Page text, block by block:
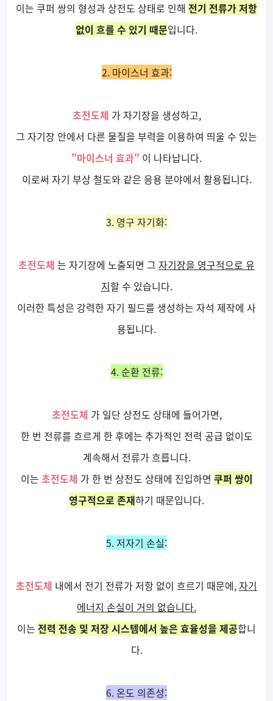
이는 쿠퍼 쌍의 형성과 상전도 상태로 인해 전기 전류가 저항
없이 흐를 수 있기 때문입니다.
2. 마이스너 효과:
초전도체 가 자기장을 생성하고,
그 자기장 안에서 다른 물질을 부력을 이용하여 띄울 수 있는
"마이스너 효과" 이 나타납니다.
이로써 자기 부상 철도와 같은 응용 분야에서 활용됩니다.
3. 영구 자기화:
초전도체 는 자기장에 노출되면 그 자기장을 영구적으로 유
지할 수 있습니다.
이러한 특성은 강력한 자기 필드를 생성하는 자석 제작에 사
용됩니다.
4. 순환 전류:
초전도체 가 일단 상전도 상태에 들어가면,
한 번 전류를 흐르게 한 후에는 추가적인 전력 공급 없이도
계속해서 전류가 흐릅니다.
이는 초전도체 가 한 번 상전도 상태에 진입하면 쿠퍼 쌍이
영구적으로 존재하기 때문입니다.
5. 저자기 손실:
초전도체 내에서 전기 전류가 저항 없이 흐르기 때문에,자기
에너지 손실이 거의 없습니다.
이는 전력 전송 및 저장 시스템에서 높은 효율성을 제공합니
다.
6. 온도 의존성: